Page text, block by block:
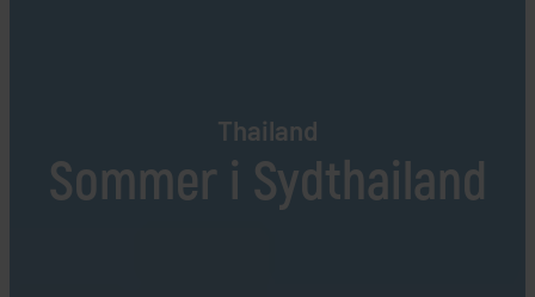
Thailand
Sommer i Sydthailand